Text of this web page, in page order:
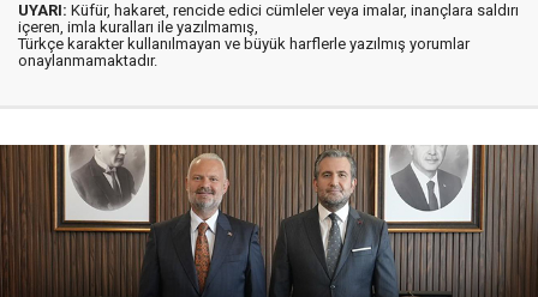
UYARI: Küfür, hakaret, rencide edici cümleler veya imalar, inançlara saldırı
içeren, imla kuralları ile yazılmamış,
Türkçe karakter kullanılmayan ve büyük harflerle yazılmış yorumlar
onaylanmamaktadır.